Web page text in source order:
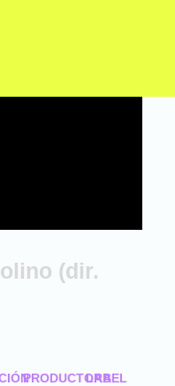
(dir.
PRODUCTORA
LABEL